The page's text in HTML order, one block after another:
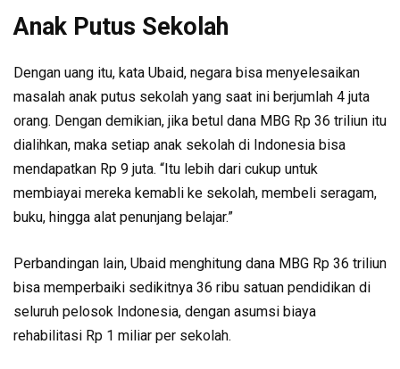
Anak Putus Sekolah
Dengan uang itu, kata Ubaid, negara bisa menyelesaikan
masalah anak putus sekolah yang saat ini berjumlah 4 juta
orang. Dengan demikian, jika betul dana MBG Rp 36 triliun itu
dialihkan, maka setiap anak sekolah di Indonesia bisa
mendapatkan Rp 9 juta. “Itu lebih dari cukup untuk
membiayai mereka kemabli ke sekolah, membeli seragam,
buku, hingga alat penunjang belajar.”
Perbandingan lain, Ubaid menghitung dana MBG Rp 36 triliun
bisa memperbaiki sedikitnya 36 ribu satuan pendidikan di
seluruh pelosok Indonesia, dengan asumsi biaya
rehabilitasi Rp 1 miliar per sekolah.